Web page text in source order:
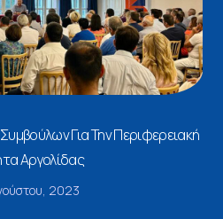
Για Την Περιφερειακή
Αργολίδας
2023